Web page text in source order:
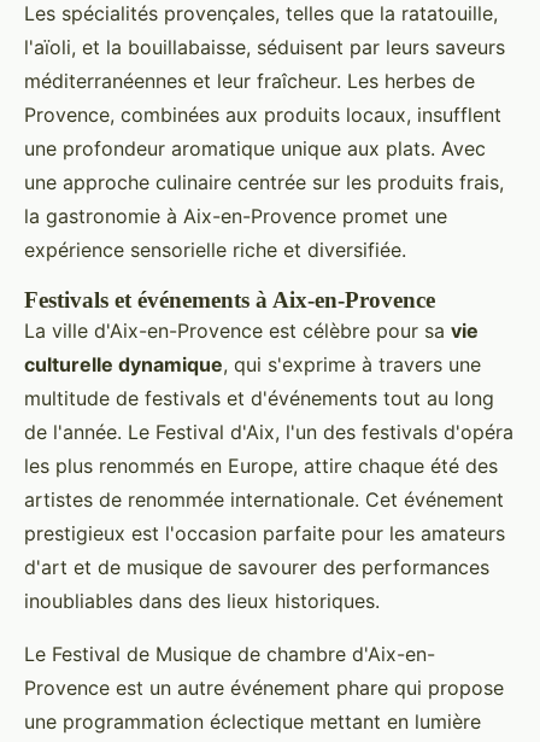
Les spécialités provençales, telles que la ratatouille,
l'aïoli, et la bouillabaisse, séduisent par leurs saveurs
méditerranéennes et leur fraîcheur. Les herbes de
Provence, combinées aux produits locaux, insufflent
une profondeur aromatique unique aux plats. Avec
une approche culinaire centrée sur les produits frais,
la gastronomie à Aix-en-Provence promet une
expérience sensorielle riche et diversifiée.
Festivals et événements à Aix-en-Provence
La ville d'Aix-en-Provence est célèbre pour sa vie
culturelle dynamique, qui s'exprime à travers une
multitude de festivals et d'événements tout au long
de l'année. Le Festival d'Aix, l'un des festivals d'opéra
les plus renommés en Europe, attire chaque été des
artistes de renommée internationale. Cet événement
prestigieux est l'occasion parfaite pour les amateurs
d'art et de musique de savourer des performances
inoubliables dans des lieux historiques.
Le Festival de Musique de chambre d'Aix-en-
Provence est un autre événement phare qui propose
une programmation éclectique mettant en lumière